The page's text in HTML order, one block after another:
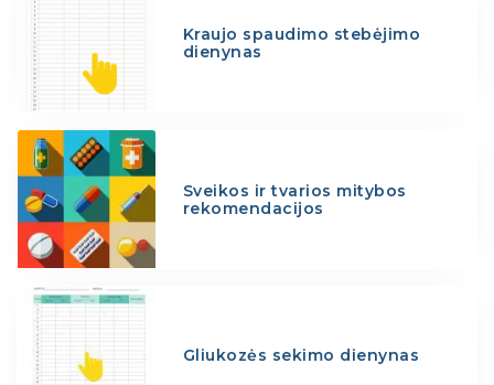
Kraujo spaudimo stebėjimo
dienynas
Sveikos ir tvarios mitybos
rekomendacijos
Gliukozės sekimo dienynas